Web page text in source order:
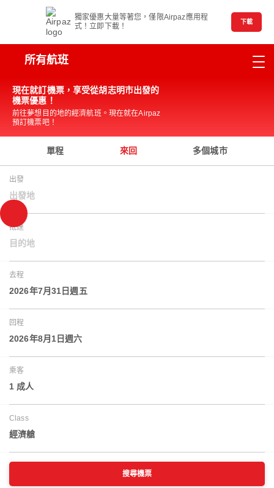
獨家優惠大量等著您，僅限Airpaz應用程
式！立即下載！
下載
所有航班
現在就訂機票，享受從胡志明市出發的
機票優惠！
前往夢想目的地的經濟航班。現在就在Airpaz
預訂機票吧！
單程 來回 多個城市
出發
出發地
抵達
目的地
去程
2026年7月31日週五
回程
2026年8月1日週六
乘客
1 成人
Class
經濟艙
搜尋機票